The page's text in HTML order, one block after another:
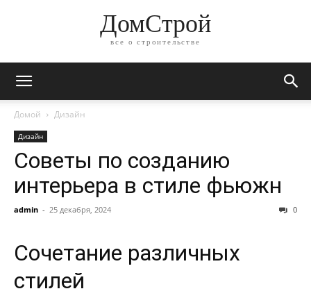
ДомСтрой
все о строительстве
Домой Дизайн
Дизайн
Советы по созданию
интерьера в стиле фьюжн
admin - 25 декабря, 2024 0
Сочетание различных
стилей